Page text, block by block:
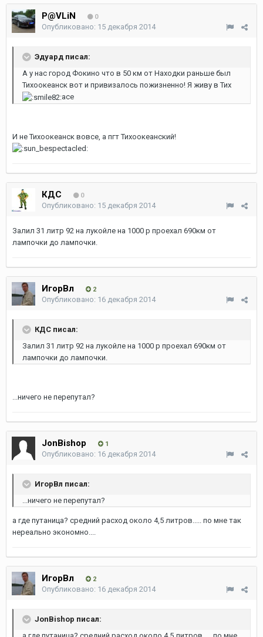
P@VLiN 0
Опубликовано: 15 декабря 2014
Эдуард писал:
А у нас город Фокино что в 50 км от Находки раньше был
Тихоокеанск вот и привизалось пожизненно! Я живу в Тих
асе
И не Тихоокеанск вовсе, а пгт Тихоокеанский!
КДС 0
Опубликовано: 15 декабря 2014
Залил 31 литр 92 на лукойле на 1000 р проехал 690км от
лампочки до лампочки.
ИгорВл 2
Опубликовано: 16 декабря 2014
КДС писал:
Залил 31 литр 92 на лукойле на 1000 р проехал 690км от
лампочки до лампочки.
...ничего не перепутал?
JonBishop 1
Опубликовано: 16 декабря 2014
ИгорВл писал:
...ничего не перепутал?
а где путаница? средний расход около 4,5 литров..... по мне так
нереально экономно....
ИгорВл 2
Опубликовано: 16 декабря 2014
JonBishop писал: